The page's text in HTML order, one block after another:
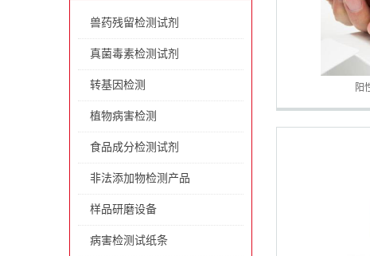
兽药残留检测试剂
真菌毒素检测试剂
转基因检测
植物病害检测
食品成分检测试剂
非法添加物检测产品
样品研磨设备
病害检测试纸条
阳